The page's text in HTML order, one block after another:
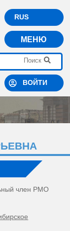
RUS
МЕНЮ
ВОЙТИ
член РМО